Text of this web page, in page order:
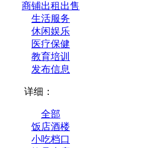
商铺出租出售
生活服务
休闲娱乐
医疗保健
教育培训
发布信息
详细：
全部
饭店酒楼
小吃档口